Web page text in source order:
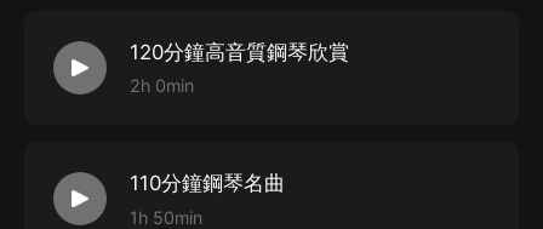
120分鐘高音質鋼琴欣賞
2h 0min
110分鐘鋼琴名曲
1h 50min